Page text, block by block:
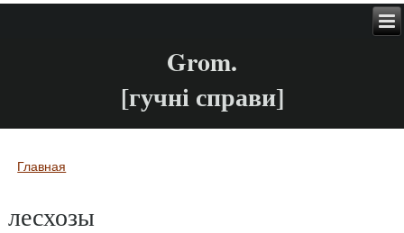
Grom.
[гучні справи]
Вы здесь
Главная
лесхозы